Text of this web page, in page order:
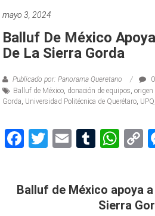
mayo 3, 2024
Balluf De México
De La Sierra Gorda
Publicado por: Panorama Queretano
Balluf de México donación de equipos ,origen
Gorda Universidad Politécnica de Querétaro UPQ
Facebook
Twitter
Email
Balluf de México apoya
Sierra